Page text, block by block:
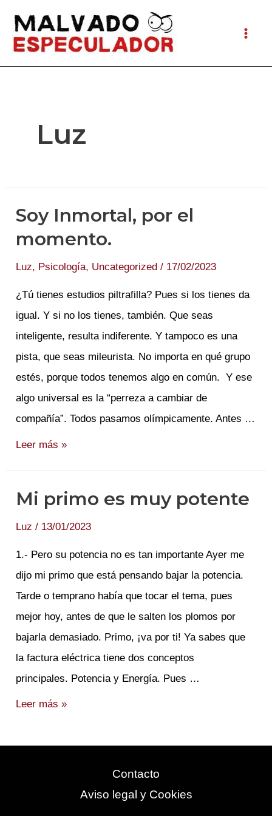
contenido
Luz
Soy Inmortal, por el
momento.
Luz, Psicología, Uncategorized / 17/02/2023
¿Tú tienes estudios piltrafilla? Pues si los tienes da
igual. Y si no los tienes, también. Que seas
inteligente, resulta indiferente. Y tampoco es una
pista, que seas mileurista. No importa en qué grupo
estés, porque todos tenemos algo en común. Y ese
algo universal es la “perreza a cambiar de
compañía”. Todos pasamos olímpicamente. Antes …
Soy
el
momento.
Leer más »
Mi primo es muy potente
Luz / 13/01/2023
1.- Pero su potencia no es tan importante Ayer me
dijo mi primo que está pensando bajar la potencia.
Tarde o temprano había que tocar el tema, pues
mejor hoy, antes de que le salten los plomos por
bajarla demasiado. Primo, ¡va por ti! Ya sabes que
la factura eléctrica tiene dos conceptos
principales. Potencia y Energía. Pues …
Mi
es
Leer más »
Contacto
Aviso legal y Cookies